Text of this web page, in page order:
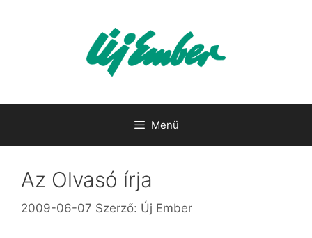
Menü
Az Olvasó írja
2009-06-07 Szerző: Új Ember